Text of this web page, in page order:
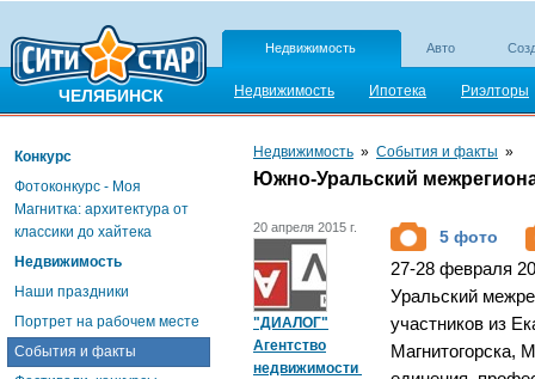
ЧЕЛЯБИНСК
Недвижимость Авто
Недвижимость Ипотека Риэлторы
Конкурс
Фотоконкурс - Моя
Магнитка: архитектура от
классики до хайтека
Недвижимость
Наши праздники
Портрет на рабочем месте
События и факты
Недвижимость » События и факты »
Южно-Уральский
20 апреля 2015 г.
"ДИАЛОГ"
Агентство
недвижимости
5 фото
27-28 февраля
Уральский
участников из
Магнитогорска,